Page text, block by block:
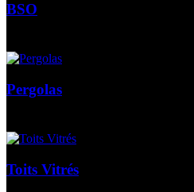
BSO
Pergolas
Toits Vitrés